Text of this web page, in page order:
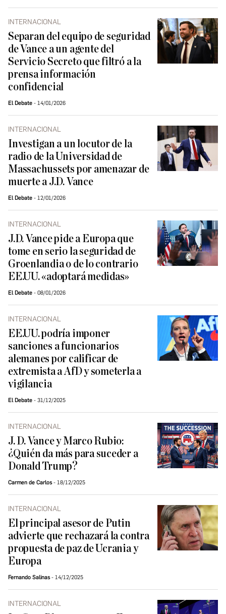
INTERNACIONAL
Separan del equipo de seguridad
de Vance a un agente del
Servicio Secreto que filtró a la
prensa información
confidencial
El Debate 14/01/2026
INTERNACIONAL
Investigan a un locutor de la
radio de la Universidad de
Massachussets por amenazar de
muerte a J.D. Vance
El Debate 12/01/2026
INTERNACIONAL
J.D. Vance pide a Europa que
tome en serio la seguridad de
Groenlandia o de lo contrario
EE.UU. «adoptará medidas»
El Debate 08/01/2026
INTERNACIONAL
EE.UU. podría imponer
sanciones a funcionarios
alemanes por calificar de
extremista a AfD y someterla a
vigilancia
El Debate 31/12/2025
INTERNACIONAL
J. D. Vance y Marco Rubio:
¿Quién da más para suceder a
Donald Trump?
Carmen de Carlos 18/12/2025
INTERNACIONAL
El principal asesor de Putin
advierte que rechazará la contra
propuesta de paz de Ucrania y
Europa
Fernando Salinas 14/12/2025
INTERNACIONAL